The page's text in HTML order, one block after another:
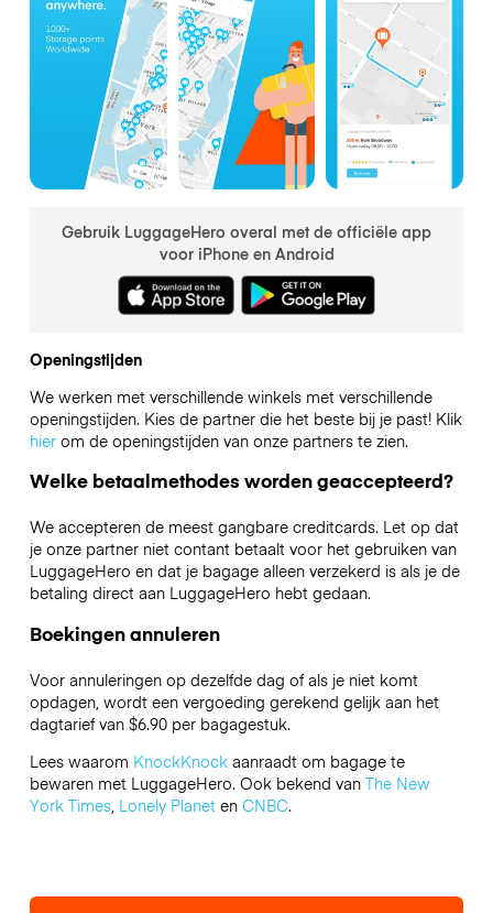
Gebruik LuggageHero overal met de officiële app
voor iPhone en Android
Openingstijden
We werken met verschillende winkels met verschillende
openingstijden. Kies de partner die het beste bij je past! Klik
hierom de openingstijden van onze partners te zien.
Welke betaalmethodes worden geaccepteerd?
We accepteren de meest gangbare creditcards. Let op dat
je onze partner niet contant betaalt voor het gebruiken van
LuggageHero en dat je bagage alleen verzekerd is als je de
betaling direct aan LuggageHero hebt gedaan.
Boekingen annuleren
Voor annuleringen op dezelfde dag of als je niet komt
opdagen, wordt een vergoeding gerekend gelijk aan het
dagtarief van $6.90 per bagagestuk.
Lees waarom KnockKnockaanraadt om bagage te
bewaren met LuggageHero. Ook bekend van The New
York Times, Lonely Planeten CNBC.